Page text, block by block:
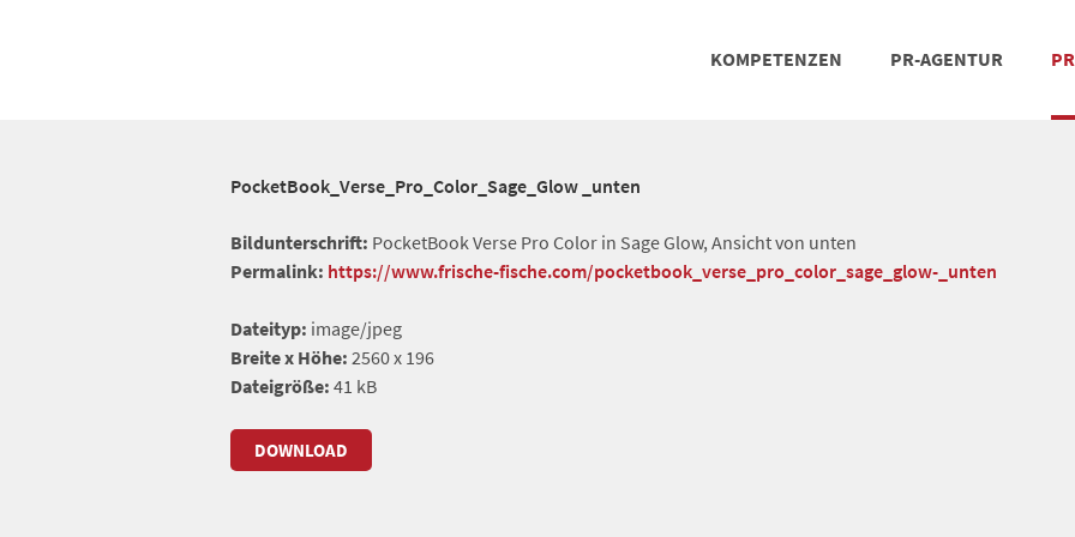
KOMPETENZEN PR-AGENTUR
PocketBook_Verse_Pro_Color_Sage_Glow _unten
Bildunterschrift: PocketBook Verse Pro Color in Sage Glow, Ansicht von unten
Permalink: https://www.frische-fische.com/pocketbook_verse_pro_color_sage_glow-_unten
Dateityp: image/jpeg
Breite x Höhe: 2560 x 196
Dateigröße: 41 kB
DOWNLOAD